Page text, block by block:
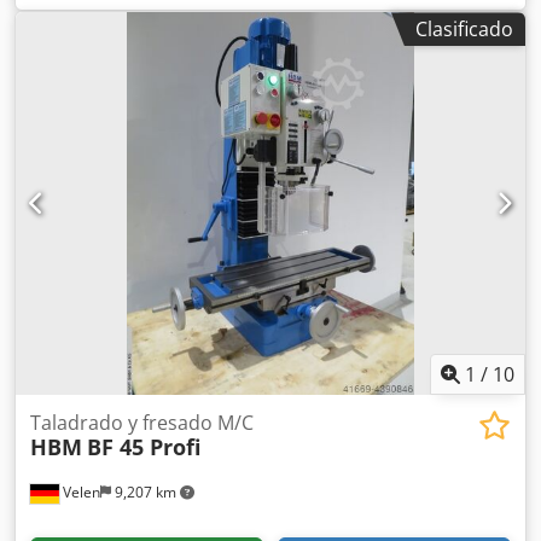
mesa 230 mm Superficie de sujeción de la mesa 800 x 240
mm Velocidades del husillo 75 - 3200 rpm Diámetro máx.
de fresa 80 mm Portahusillo ISO 30 Distancia máx. entre la
mesa de trabajo y la nariz del husillo 460 mm Profundidad
de garganta 230 mm Tensión de alimentación 400 V
Potencia total necesaria 1,5 kW Peso de la máquina aprox.
580 kg Espacio necesario aprox. 1,2 x 1,0 x 2,1 m
Equipamiento: Todos los ejes con pantalla digital de 3
dígitos. La carrera de la fresa tiene una pantalla digital
separada. Avance automático en el eje X y en la caña. Eje Z
motorizado. Dispositivo de corte de roscas. Sistema de
refrigeración. Bastidor base de la máquina. Juego de
pinzas, portaherramientas Sk. Cjdpfxeupxrnj Aidjha Otros
accesorios de la máquina en caja.
Clasificado
1 / 10
Velen 9,207 km
Taladrado y fresado M/C
HBM BF 45 Profi